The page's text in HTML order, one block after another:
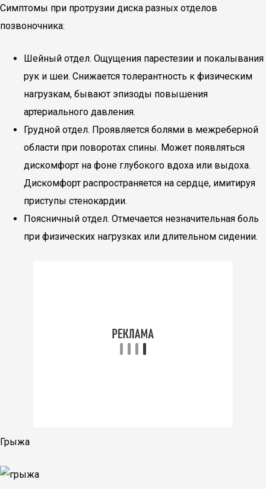
Симптомы при протрузии диска разных отделов
позвоночника:
Шейный отдел. Ощущения парестезии и покалывания
рук и шеи. Снижается толерантность к физическим
нагрузкам, бывают эпизоды повышения
артериального давления.
Грудной отдел. Проявляется болями в межреберной
области при поворотах спины. Может появляться
дискомфорт на фоне глубокого вдоха или выдоха.
Дискомфорт распространяется на сердце, имитируя
приступы стенокардии.
Поясничный отдел. Отмечается незначительная боль
при физических нагрузках или длительном сидении.
Грыжа